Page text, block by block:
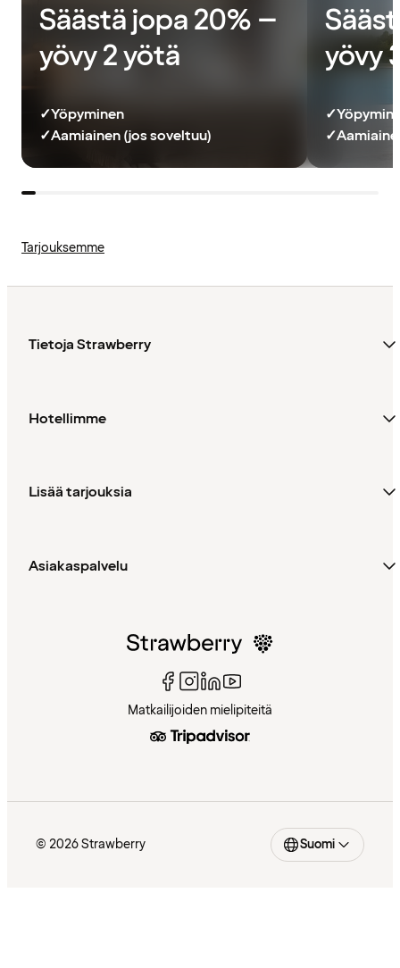
Säästä jopa 20% –
yövy 2 yötä
✓Yöpyminen
✓Aamiainen (jos soveltuu)
yövy
✓
✓
Tarjouksemme
Tietoja Strawberry
Hotellimme
Lisää tarjouksia
Asiakaspalvelu
Matkailijoiden mielipiteitä
© 2026 Strawberry Suomi